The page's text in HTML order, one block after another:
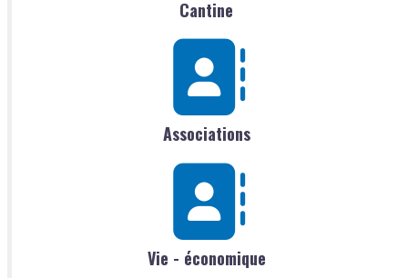
Cantine
Associations
Vie - économique